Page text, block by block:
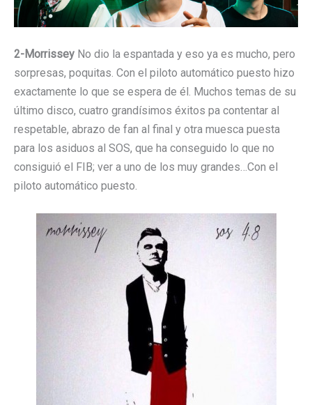
2-Morrissey No dio la espantada y eso ya es mucho, pero
sorpresas, poquitas. Con el piloto automático puesto hizo
exactamente lo que se espera de él. Muchos temas de su
último disco, cuatro grandísimos éxitos pa contentar al
respetable, abrazo de fan al final y otra muesca puesta
para los asiduos al SOS, que ha conseguido lo que no
consiguió el FIB; ver a uno de los muy grandes…Con el
piloto automático puesto.